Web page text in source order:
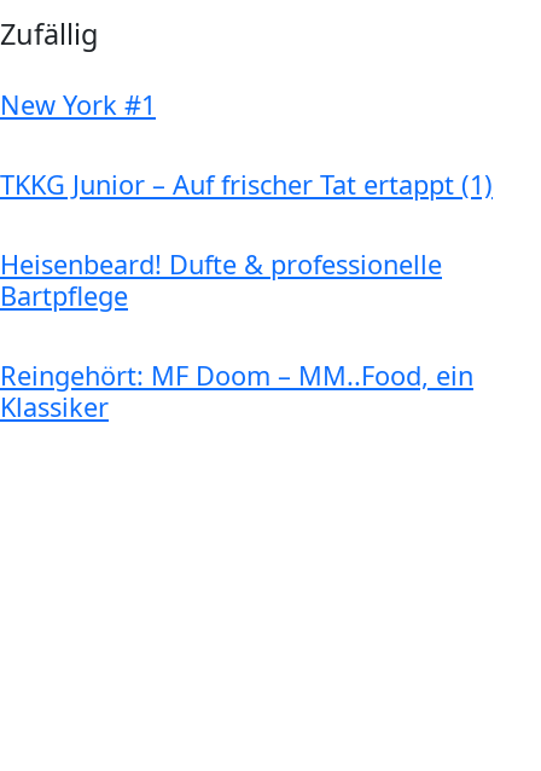
Zufällig
New York #1
TKKG Junior – Auf frischer Tat ertappt (1)
Heisenbeard! Dufte & professionelle
Bartpflege
Reingehört: MF Doom – MM..Food, ein
Klassiker